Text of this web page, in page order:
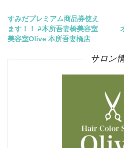
投
稿
ナ
すみだプレミアム商品券使え
ます！！ #本所吾妻橋美容室
美容室Olive 本所吾妻橋店
サロン